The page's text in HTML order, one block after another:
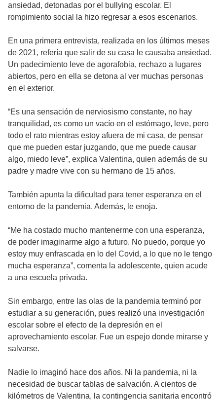
ansiedad, detonadas por el bullying escolar. El
rompimiento social la hizo regresar a esos escenarios.
En una primera entrevista, realizada en los últimos meses
de 2021, refería que salir de su casa le causaba ansiedad.
Un padecimiento leve de agorafobia, rechazo a lugares
abiertos, pero en ella se detona al ver muchas personas
en el exterior.
“Es una sensación de nerviosismo constante, no hay
tranquilidad, es como un vacío en el estómago, leve, pero
todo el rato mientras estoy afuera de mi casa, de pensar
que me pueden estar juzgando, que me puede causar
algo, miedo leve”, explica Valentina, quien además de su
padre y madre vive con su hermano de 15 años.
También apunta la dificultad para tener esperanza en el
entorno de la pandemia. Además, le enoja.
“Me ha costado mucho mantenerme con una esperanza,
de poder imaginarme algo a futuro. No puedo, porque yo
estoy muy enfrascada en lo del Covid, a lo que no le tengo
mucha esperanza”, comenta la adolescente, quien acude
a una escuela privada.
Sin embargo, entre las olas de la pandemia terminó por
estudiar a su generación, pues realizó una investigación
escolar sobre el efecto de la depresión en el
aprovechamiento escolar. Fue un espejo donde mirarse y
salvarse.
Nadie lo imaginó hace dos años. Ni la pandemia, ni la
necesidad de buscar tablas de salvación. A cientos de
kilómetros de Valentina, la contingencia sanitaria encontró